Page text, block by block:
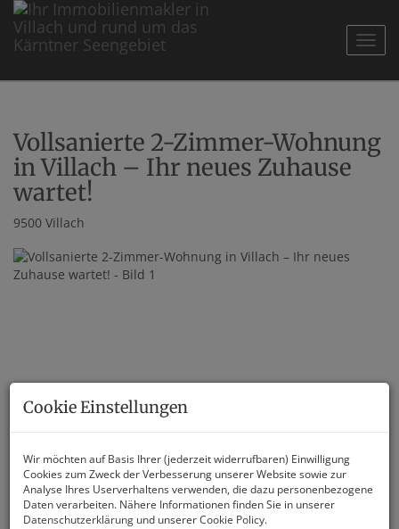
Vollsanierte 2-Zimmer-Wohnung
in Villach – Ihr neues Zuhause
wartet!
9500 Villach
Cookie Einstellungen
Wir möchten auf Basis Ihrer (jederzeit widerrufbaren) Einwilligung
Cookies zum Zweck der Verbesserung unserer Website sowie zur
Analyse Ihres Userverhaltens verwenden, die dazu personenbezogene
Daten verarbeiten. Nähere Informationen finden Sie in unserer
Datenschutzerklärung und unsererCookie Policy.